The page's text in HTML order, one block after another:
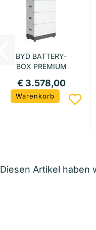
BYD BATTERY-
BOX PREMIUM
€ 3.578,00
Warenkorb
Diesen Artikel haben